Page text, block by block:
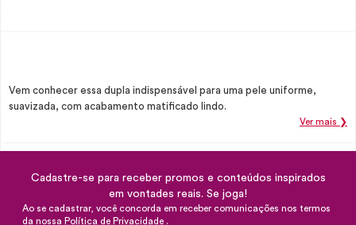
Vem conhecer essa dupla indispensável para uma pele uniforme,
suavizada, com acabamento matificado lindo.
Ver mais ❯
Cadastre-se para receber promos e conteúdos inspirados
em vontades reais. Se joga!
Ao se cadastrar, você concorda em receber comunicações nos termos
da nossa Política de Privacidade .